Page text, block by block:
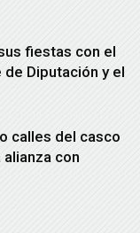
fiestas con el
Diputación y el
calles del casco
con